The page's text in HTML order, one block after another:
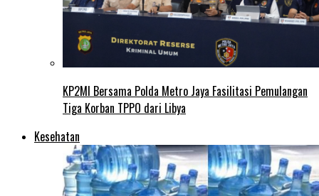
KP2MI Bersama Polda Metro Jaya Fasilitasi Pemulangan
Tiga Korban TPPO dari Libya
Kesehatan